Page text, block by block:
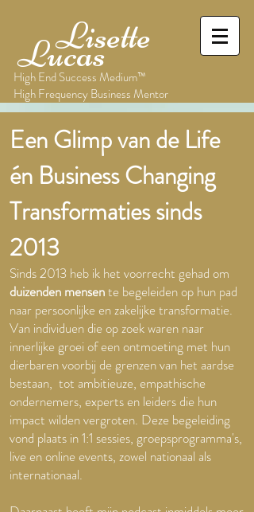
Lisette
Lucas
High End Success Medium™
High Frequency Business Mentor
Een Glimp van de Life
én Business Changing
Transformaties sinds
2013
Sinds 2013 heb ik het voorrecht gehad om
duizenden mensente begeleiden op hun pad
naar persoonlijke en zakelijke transformatie.
Van individuen die op zoek waren naar
innerlijke groei of een ontmoeting met hun
dierbaren voorbij de grenzen van het aardse
bestaan, tot ambitieuze, empathische
ondernemers, experts en leiders die hun
impact wilden vergroten. Deze begeleiding
vond plaats in 1:1 sessies, groepsprogramma's,
live en online events, zowel nationaal als
internationaal.